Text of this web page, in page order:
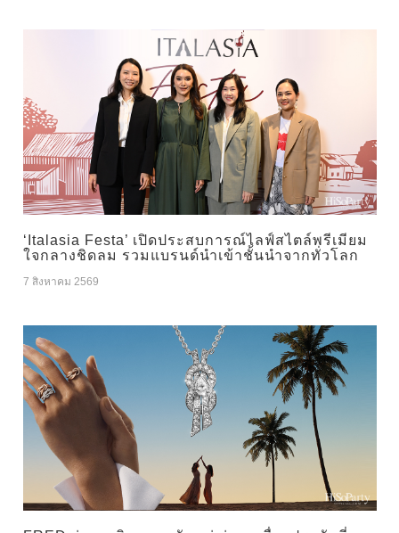
‘Italasia Festa’ เปิดประสบการณ์ไลฟ์สไตล์พรีเมียม
ใจกลางชิดลม รวมแบรนด์นำเข้าชั้นนำจากทั่วโลก
7 สิงหาคม 2569